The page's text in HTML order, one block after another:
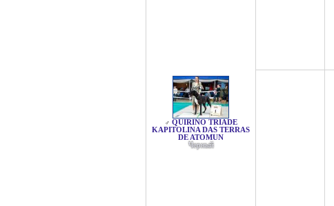
♂ QUIRINO TRIADE
KAPITOLINA DAS TERRAS
DE ATOMUN
Черный